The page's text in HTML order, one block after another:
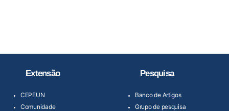
Extensão
CEPEUN
Comunidade
Pesquisa
Banco de Artigos
Grupo de pesquisa